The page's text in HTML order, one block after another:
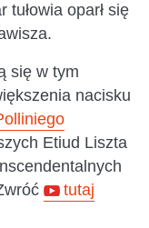
tułowia oparł się
się w tym
nacisku
Etiud Liszta
tutaj